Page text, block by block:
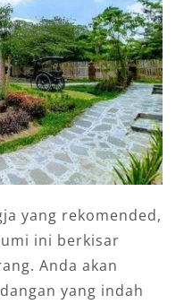
yang rekomended,
ini berkisar
Anda akan
yang indah